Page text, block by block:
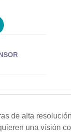
de alta
una visión